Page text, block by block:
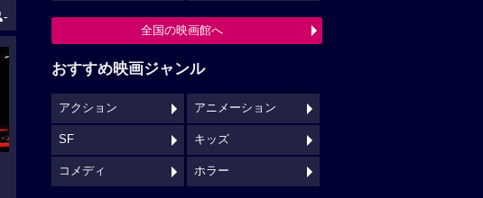
-
全国の映画館へ
おすすめ映画ジャンル
アクション アニメーション
SF キッズ
コメディ ホラー